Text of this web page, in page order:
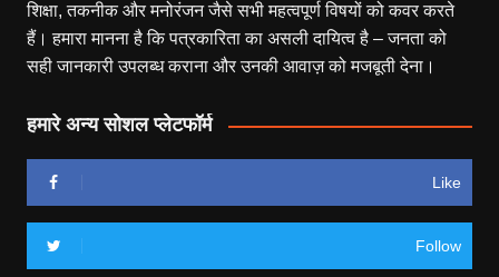
शिक्षा, तकनीक और मनोरंजन जैसे सभी महत्वपूर्ण विषयों को कवर करते
हैं। हमारा मानना है कि पत्रकारिता का असली दायित्व है – जनता को
सही जानकारी उपलब्ध कराना और उनकी आवाज़ को मजबूती देना।
हमारे अन्य सोशल प्लेटफॉर्म
Like
Follow